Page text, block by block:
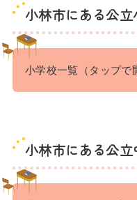
小林市にある公立
小学校一覧（タップで
小林市にある公立